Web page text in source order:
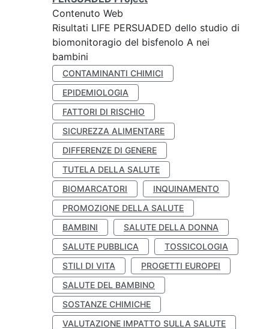
Contenuto Web
Risultati LIFE PERSUADED dello studio di
biomonitoragio del bisfenolo A nei
bambini
CONTAMINANTI CHIMICI
EPIDEMIOLOGIA
FATTORI DI RISCHIO
SICUREZZA ALIMENTARE
DIFFERENZE DI GENERE
TUTELA DELLA SALUTE
BIOMARCATORI
INQUINAMENTO
PROMOZIONE DELLA SALUTE
BAMBINI
SALUTE DELLA DONNA
SALUTE PUBBLICA
TOSSICOLOGIA
STILI DI VITA
PROGETTI EUROPEI
SALUTE DEL BAMBINO
SOSTANZE CHIMICHE
VALUTAZIONE IMPATTO SULLA SALUTE